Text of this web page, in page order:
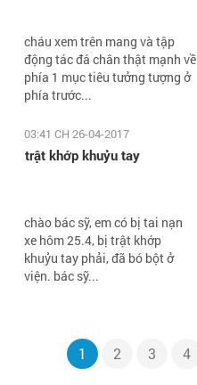
cháu xem trên mang và tập
động tác đá chân thật mạnh về
phía 1 mục tiêu tưởng tượng ở
phía trước...
03:41 CH 26-04-2017
trật khớp khuỷu tay
chào bác sỹ, em có bị tai nạn
xe hôm 25.4, bị trật khớp
khuỷu tay phải, đã bó bột ở
viện. bác sỹ...
1 2 3 4